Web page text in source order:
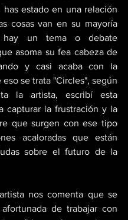
has estado en una relación
cosas van en su mayoría
hay un tema o debate
asoma su fea cabeza de
y casi acaba con la
eso se trata "Circles", según
la artista, escribí esta
capturar la frustración y la
que surgen con ese tipo
acaloradas que están
sobre el futuro de la
nos comenta que se
de trabajar con